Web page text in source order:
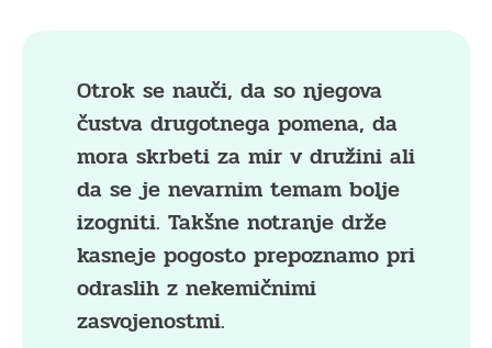
Otrok se nauči, da so njegova
čustva drugotnega pomena, da
mora skrbeti za mir v družini ali
da se je nevarnim temam bolje
izogniti. Takšne notranje drže
kasneje pogosto prepoznamo pri
odraslih z nekemičnimi
zasvojenostmi.